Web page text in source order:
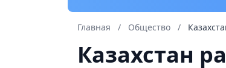
Главная / Общество /
Казахстан